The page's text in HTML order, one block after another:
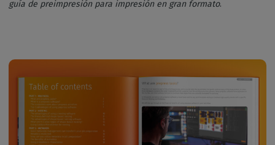
guía de preimpresión para impresión en gran formato.